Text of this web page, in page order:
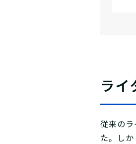
ライ
従来の
た。しか